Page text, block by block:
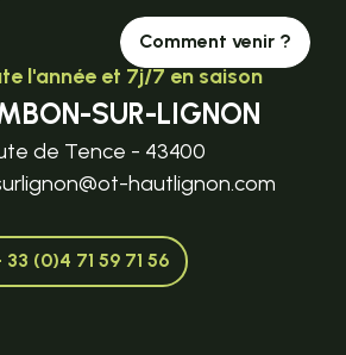
Comment venir ?
l'année et 7j/7 en saison
SUR-LIGNON
de Tence - 43400
hautlignon.com
33 (0)4 71 59 71 56